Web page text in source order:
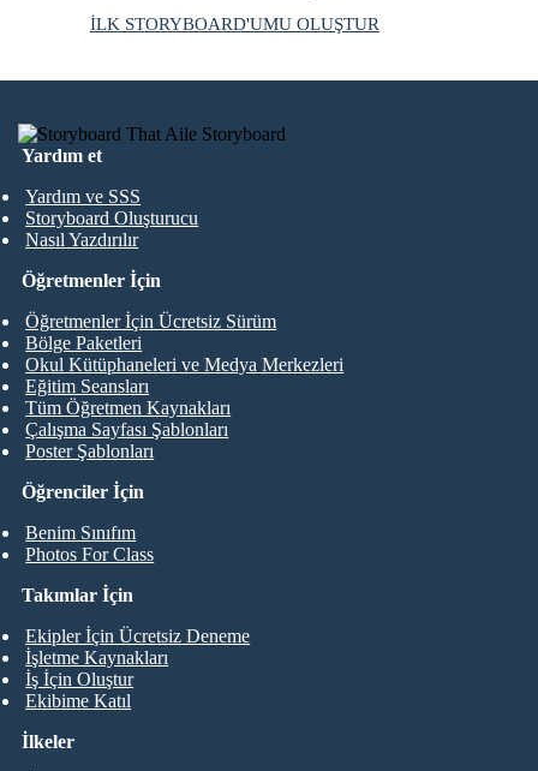
İLK STORYBOARD'UMU OLUŞTUR
Yardım et
Yardım ve SSS
Storyboard Oluşturucu
Nasıl Yazdırılır
Öğrenciler İçin
Benim Sınıfım
Photos For Class
Öğretmenler İçin
Öğretmenler İçin Ücretsiz Sürüm
Bölge Paketleri
Okul Kütüphaneleri ve Medya Merkezleri
Eğitim Seansları
Tüm Öğretmen Kaynakları
Çalışma Sayfası Şablonları
Poster Şablonları
Takımlar İçin
Ekipler İçin Ücretsiz Deneme
İşletme Kaynakları
İş İçin Oluştur
Ekibime Katıl
İlkeler